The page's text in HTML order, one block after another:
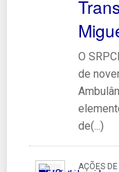
O
de
de(...)
AÇÕES